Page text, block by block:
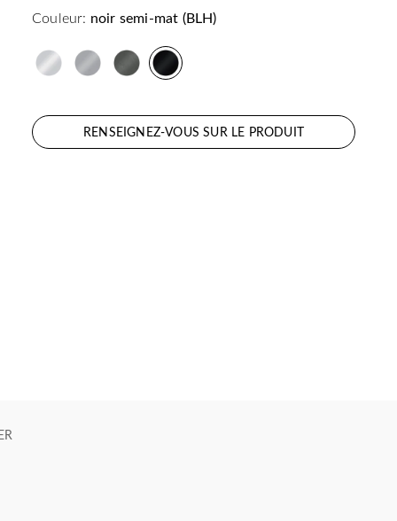
Couleur: noir semi-mat (BLH)
RENSEIGNEZ-VOUS SUR LE PRODUIT